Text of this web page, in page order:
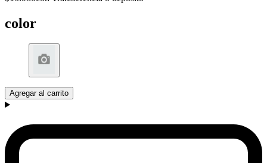
color
Agregar al carrito